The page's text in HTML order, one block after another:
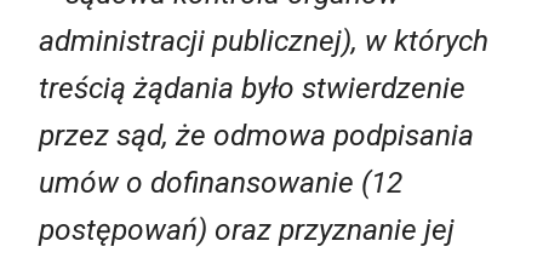
administracji publicznej), w których
treścią żądania było stwierdzenie
przez sąd, że odmowa podpisania
umów o dofinansowanie (12
postępowań) oraz przyznanie jej